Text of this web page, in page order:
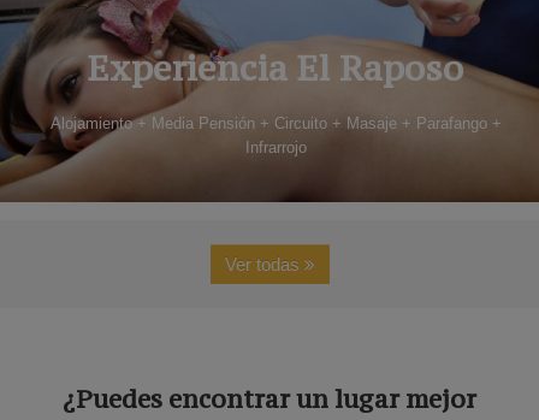
Experiencia El Raposo
Alojamiento + Media Pensión + Circuito + Masaje + Parafango +
Infrarrojo
Ver todas
¿Puedes encontrar un lugar mejor